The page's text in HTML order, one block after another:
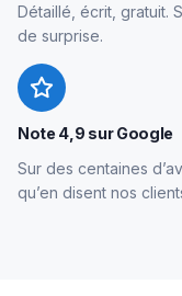
Détaillé, écrit, gratuit.
de surprise.
Note 4,9 sur Google
Sur des centaines
qu’en disent nos